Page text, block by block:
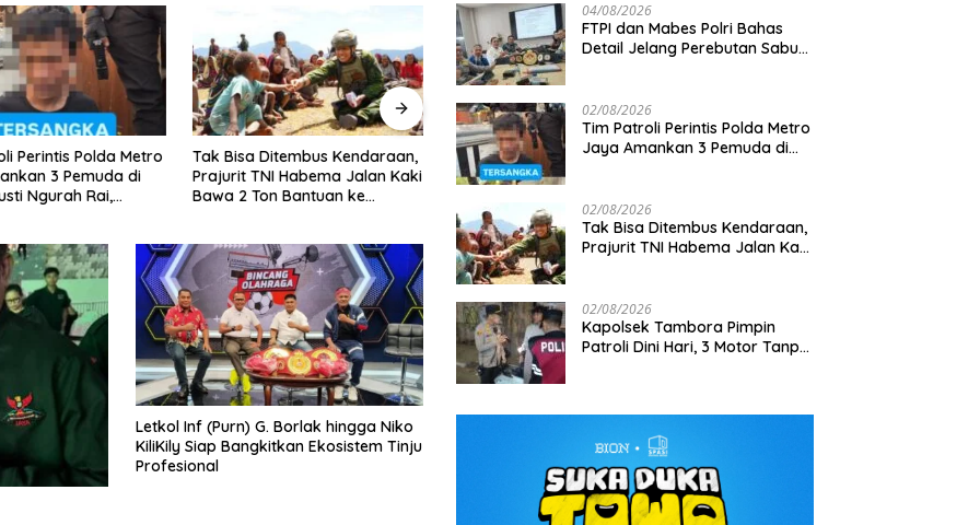
Kendaraan,
Habema Jalan Kaki
Bantuan ke
Kapolsek Tambora Pimpin
Patroli Dini Hari, 3 Motor Tanpa
Surat Diamankan
Jelang Aston Villa Pre-Season
Tour Indonesia, 1.105 Personel
Gagalkan Penyelundupan 7,9
Letkol Inf (Purn) G. Borlak hingga Niko
KiliKily Siap Bangkitkan Ekosistem Tinju
Profesional
04/08/2026
FTPI dan Mabes Polri Bahas
Detail Jelang Perebutan Sabuk
02/08/2026
Tim Patroli Perintis Polda Metro
Jaya Amankan 3 Pemuda di
Jalanan
02/08/2026
Tak Bisa Ditembus Kendaraan,
Prajurit TNI Habema Jalan Kaki
02/08/2026
Kapolsek Tambora Pimpin
Patroli Dini Hari, 3 Motor Tanpa